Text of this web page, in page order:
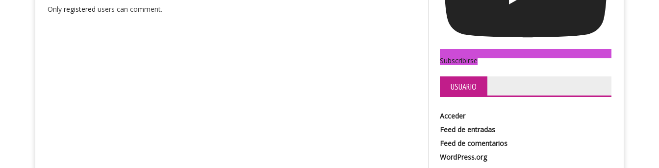
Only registered users can comment.
Subscribirse
USUARIO
Acceder
Feed de entradas
Feed de comentarios
WordPress.org